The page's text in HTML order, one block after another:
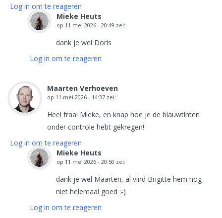
Log in om te reageren
Mieke Heuts
op 11 mei 2026 - 20:49 zei:
dank je wel Doris
Log in om te reageren
Maarten Verhoeven
op 11 mei 2026 - 14:37 zei:
Heel fraai Mieke, en knap hoe je de blauwtinten
onder controle hebt gekregen!
Log in om te reageren
Mieke Heuts
op 11 mei 2026 - 20:50 zei:
dank je wel Maarten, al vind Brigitte hem nog
niet helemaal goed :-)
Log in om te reageren